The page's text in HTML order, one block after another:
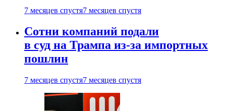
7 месяцев спустя7 месяцев спустя
Сотни компаний подали
в суд на Трампа из-за импортных
пошлин
7 месяцев спустя7 месяцев спустя